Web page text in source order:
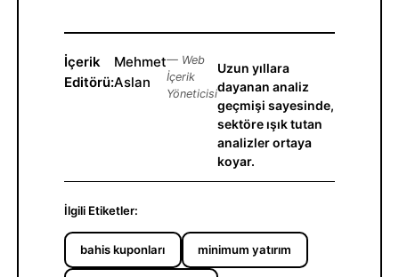
İçerik
Editörü:
Mehmet
Aslan
— Web
İçerik
Yöneticisi
Uzun yıllara
dayanan analiz
geçmişi sayesinde,
sektöre ışık tutan
analizler ortaya
koyar.
İlgili Etiketler:
bahis kuponları minimum yatırım